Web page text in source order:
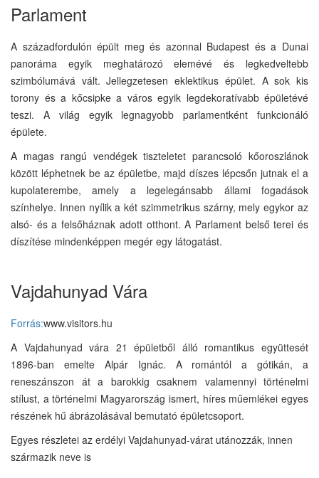
Parlament
A századfordulón épült meg és azonnal Budapest és a Dunai
panoráma egyik meghatározó elemévé és legkedveltebb
szimbólumává vált. Jellegzetesen eklektikus épület. A sok kis
torony és a kőcsipke a város egyik legdekoratívabb épületévé
teszi. A világ egyik legnagyobb parlamentként funkcionáló
épülete.
A magas rangú vendégek tiszteletet parancsoló kőoroszlánok
között léphetnek be az épületbe, majd díszes lépcsőn jutnak el a
kupolaterembe, amely a legelegánsabb állami fogadások
színhelye. Innen nyílik a két szimmetrikus szárny, mely egykor az
alsó- és a felsőháznak adott otthont. A Parlament belső terei és
díszítése mindenképpen megér egy látogatást.
Vajdahunyad Vára
Forrás:www.visitors.hu
A Vajdahunyad vára 21 épületből álló romantikus együttesét
1896-ban emelte Alpár Ignác. A romántól a gótikán, a
reneszánszon át a barokkig csaknem valamennyi történelmi
stílust, a történelmi Magyarország ismert, híres műemlékei egyes
részének hű ábrázolásával bemutató épületcsoport.
Egyes részletei az erdélyi Vajdahunyad-várat utánozzák, innen
származik neve is